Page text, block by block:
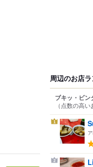
周辺のお店
ブキッ・ビ
（点数の高い
1
2